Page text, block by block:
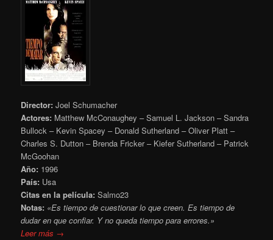
Director: Joel Schumacher
Actores: Matthew McConaughey – Samuel L. Jackson – Sandra
Bullock – Kevin Spacey – Donald Sutherland – Oliver Platt –
Charles S. Dutton – Brenda Fricker – Kiefer Sutherland – Patrick
McGoohan
Año: 1996
País: Usa
Citas en la película: Salmo23
Notas: «Es tiempo de cuestionar lo que creen. Es tiempo de
dudar en que confiar. Y no queda tiempo para errores.»
Leer más →